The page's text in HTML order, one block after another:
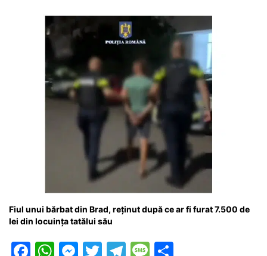
er
Fiul unui bărbat din Brad, reținut după ce ar fi furat 7.500 de
lei din locuința tatălui său
F
W M T
T
M